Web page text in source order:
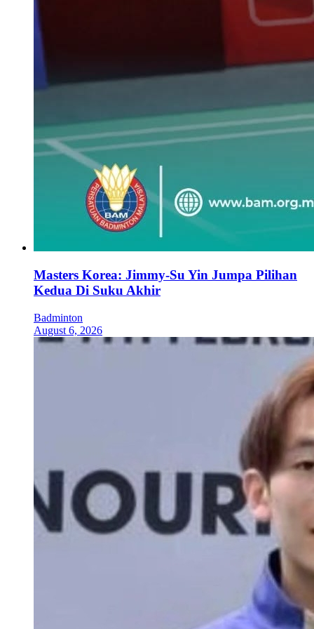
Masters Korea: Jimmy-Su Yin Jumpa Pilihan
Kedua Di Suku Akhir
Badminton
August 6, 2026